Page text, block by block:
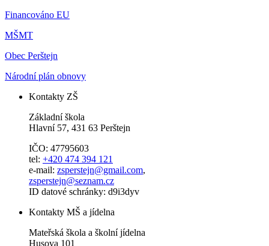
Financováno EU
MŠMT
Obec Perštejn
Národní plán obnovy
Kontakty ZŠ
Základní škola
Hlavní 57, 431 63 Perštejn
IČO: 47795603
tel: +420 474 394 121
e-mail: zsperstejn@gmail.com,
zsperstejn@seznam.cz
ID datové schránky: d9i3dyv
Kontakty MŠ a jídelna
Mateřská škola a školní jídelna
Husova 101